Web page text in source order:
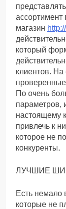
ассортимент
магазин
который
клиентов.
По очень
параметров,
настоящему
привлечь к
которое не
конкуренты.
ЛУЧШИЕ
Есть немало
которые не